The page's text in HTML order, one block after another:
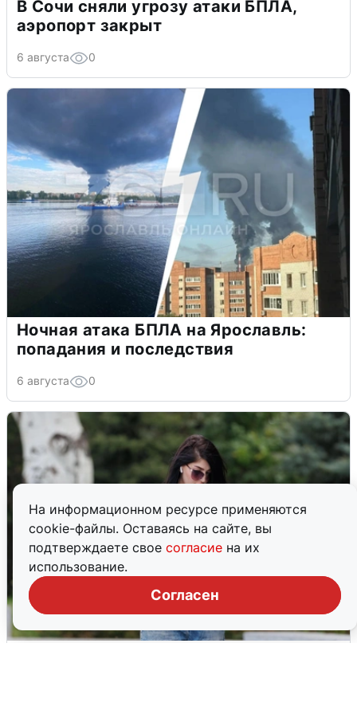
На информационном ресурсе применяются
cookie-файлы. Оставаясь на сайте, вы
подтверждаете свое согласие на их
использование.
Согласен
В Сочи сняли угрозу атаки БПЛА,
аэропорт закрыт
6 августа 0
Ночная атака БПЛА на Ярославль:
попадания и последствия
6 августа 0